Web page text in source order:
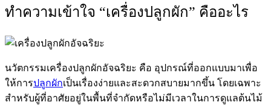
ทำความเข้าใจ “เครื่องปลูกผัก” คืออะไร
นวัตกรรมเครื่องปลูกผักอัจฉริยะ คือ อุปกรณ์ที่ออกแบบมาเพื่อ
ให้การปลูกผักเป็นเรื่องง่ายและสะดวกสบายมากขึ้น โดยเฉพาะ
สำหรับผู้ที่อาศัยอยู่ในพื้นที่จำกัดหรือไม่มีเวลาในการดูแลต้นไม้